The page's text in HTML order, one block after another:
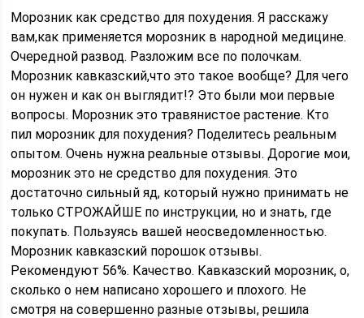
Морозник как средство для похудения. Я расскажу
вам,как применяется морозник в народной медицине.
Очередной развод. Разложим все по полочкам.
Морозник кавказский,что это такое вообще? Для чего
он нужен и как он выглядит!? Это были мои первые
вопросы. Морозник это травянистое растение. Кто
пил морозник для похудения? Поделитесь реальным
опытом. Очень нужна реальные отзывы. Дорогие мои,
морозник это не средство для похудения. Это
достаточно сильный яд, который нужно принимать не
только СТРОЖАЙШЕ по инструкции, но и знать, где
покупать. Пользуясь вашей неосведомленностью.
Морозник кавказский порошок отзывы.
Рекомендуют 56%. Качество. Кавказский морозник, о,
сколько о нем написано хорошего и плохого. Не
смотря на совершенно разные отзывы, решила